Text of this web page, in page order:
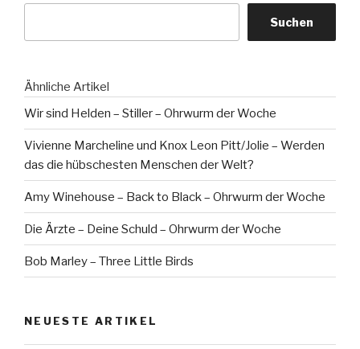
Suchen
Ähnliche Artikel
Wir sind Helden – Stiller – Ohrwurm der Woche
Vivienne Marcheline und Knox Leon Pitt/Jolie – Werden
das die hübschesten Menschen der Welt?
Amy Winehouse – Back to Black – Ohrwurm der Woche
Die Ärzte – Deine Schuld – Ohrwurm der Woche
Bob Marley – Three Little Birds
NEUESTE ARTIKEL